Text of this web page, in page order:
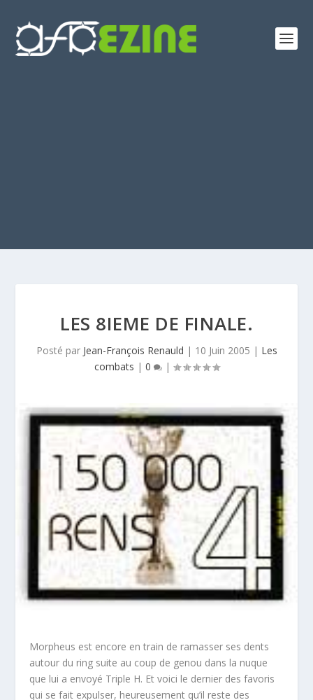
LES 8IEME DE FINALE.
Posté par Jean-François Renauld | 10 Juin 2005 | Les
combats | 0 |
Morpheus est encore en train de ramasser ses dents
autour du ring suite au coup de genou dans la nuque
que lui a envoyé Triple H. Et voici le dernier des favoris
qui se fait expulser, heureusement qu’il reste des